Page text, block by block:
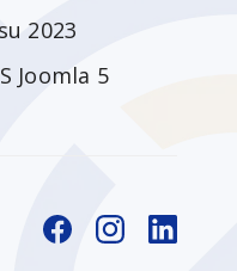
2023
Joomla 5